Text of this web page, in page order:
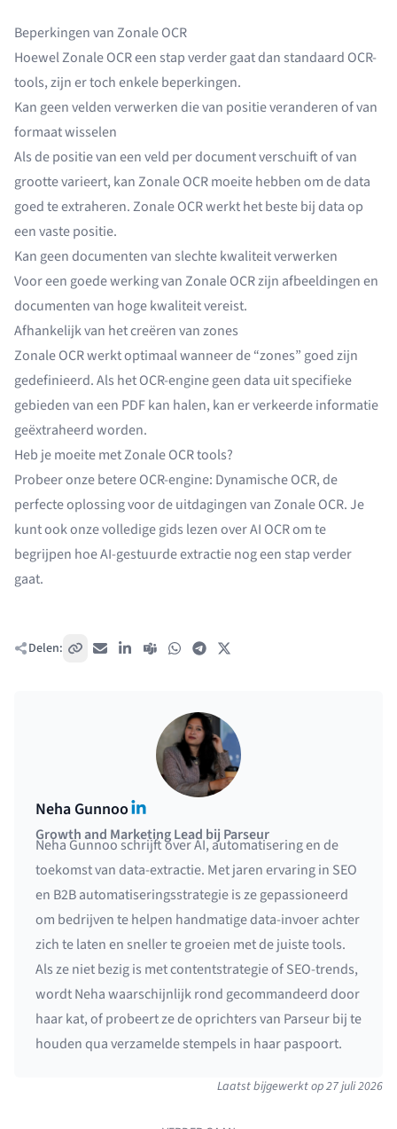
Beperkingen van Zonale OCR
Hoewel Zonale OCR een stap verder gaat dan standaard OCR-
tools, zijn er toch enkele beperkingen.
Kan geen velden verwerken die van positie veranderen of van
formaat wisselen
Als de positie van een veld per document verschuift of van
grootte varieert, kan Zonale OCR moeite hebben om de data
goed te extraheren. Zonale OCR werkt het beste bij data op
een vaste positie.
Kan geen documenten van slechte kwaliteit verwerken
Voor een goede werking van Zonale OCR zijn afbeeldingen en
documenten van hoge kwaliteit vereist.
Afhankelijk van het creëren van zones
Zonale OCR werkt optimaal wanneer de “zones” goed zijn
gedefinieerd. Als het OCR-engine geen data uit specifieke
gebieden van een PDF kan halen, kan er verkeerde informatie
geëxtraheerd worden.
Heb je moeite met Zonale OCR tools?
Probeer onze betere OCR-engine: Dynamische OCR, de
perfecte oplossing voor de uitdagingen van Zonale OCR. Je
kunt ook onze volledige gids lezen overAI OCRom te
begrijpen hoe AI-gestuurde extractie nog een stap verder
gaat.
Delen: Kopieer link
E-mail LinkedIn
Teams WhatsAppTelegram
Neha GunnooLinkedIn
Growth and Marketing Lead bij Parseur
Neha Gunnoo schrijft over AI, automatisering en de
toekomst van data-extractie. Met jaren ervaring in SEO
en B2B automatiseringsstrategie is ze gepassioneerd
om bedrijven te helpen handmatige data-invoer achter
zich te laten en sneller te groeien met de juiste tools.
Als ze niet bezig is met contentstrategie of SEO-trends,
wordt Neha waarschijnlijk rond gecommandeerd door
haar kat, of probeert ze de oprichters van Parseur bij te
houden qua verzamelde stempels in haar paspoort.
Laatst bijgewerkt op27 juli 2026